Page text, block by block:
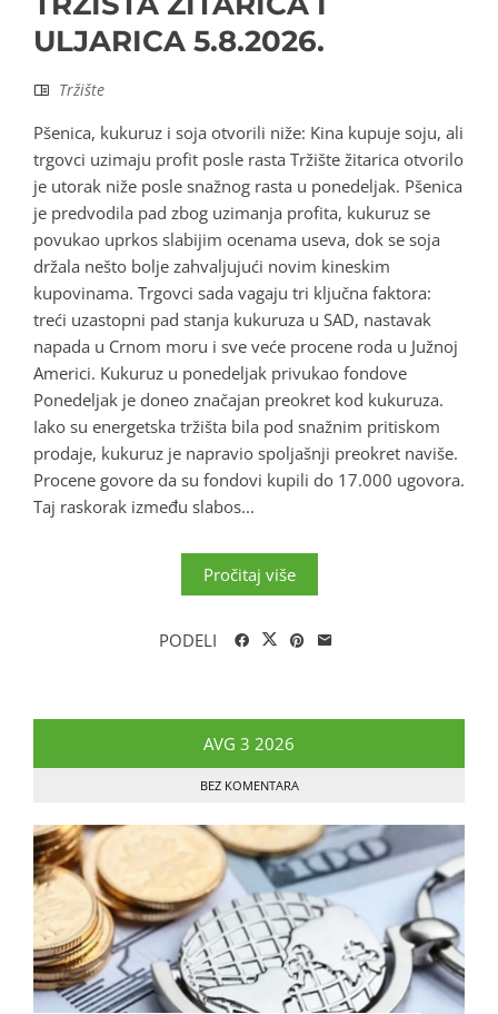
ULJARICA 5.8.2026.
Tržište
Pšenica, kukuruz i soja otvorili niže: Kina kupuje soju, ali
trgovci uzimaju profit posle rasta Tržište žitarica otvorilo
je utorak niže posle snažnog rasta u ponedeljak. Pšenica
je predvodila pad zbog uzimanja profita, kukuruz se
povukao uprkos slabijim ocenama useva, dok se soja
držala nešto bolje zahvaljujući novim kineskim
kupovinama. Trgovci sada vagaju tri ključna faktora:
treći uzastopni pad stanja kukuruza u SAD, nastavak
napada u Crnom moru i sve veće procene roda u Južnoj
Americi. Kukuruz u ponedeljak privukao fondove
Ponedeljak je doneo značajan preokret kod kukuruza.
Iako su energetska tržišta bila pod snažnim pritiskom
prodaje, kukuruz je napravio spoljašnji preokret naviše.
Procene govore da su fondovi kupili do 17.000 ugovora.
Taj raskorak između slabos...
Pročitaj više
PODELI
AVG 3 2026
BEZ KOMENTARA